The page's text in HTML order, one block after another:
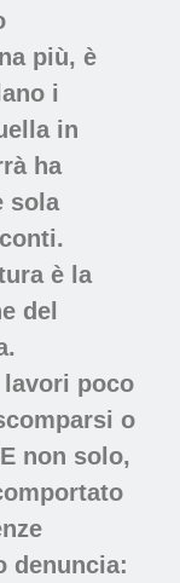
più, è
i
in
ha
sola
è la
del
poco
o
non solo,
denuncia: